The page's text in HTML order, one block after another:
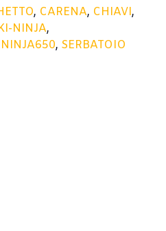
, CARENA, CHIAVI,
NINJA,
NINJA650, SERBATOIO